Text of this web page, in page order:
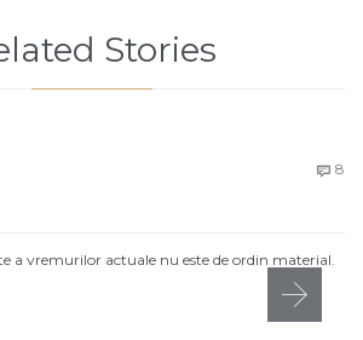
Stories
 8
a vremurilor actuale nu este de ordin material.